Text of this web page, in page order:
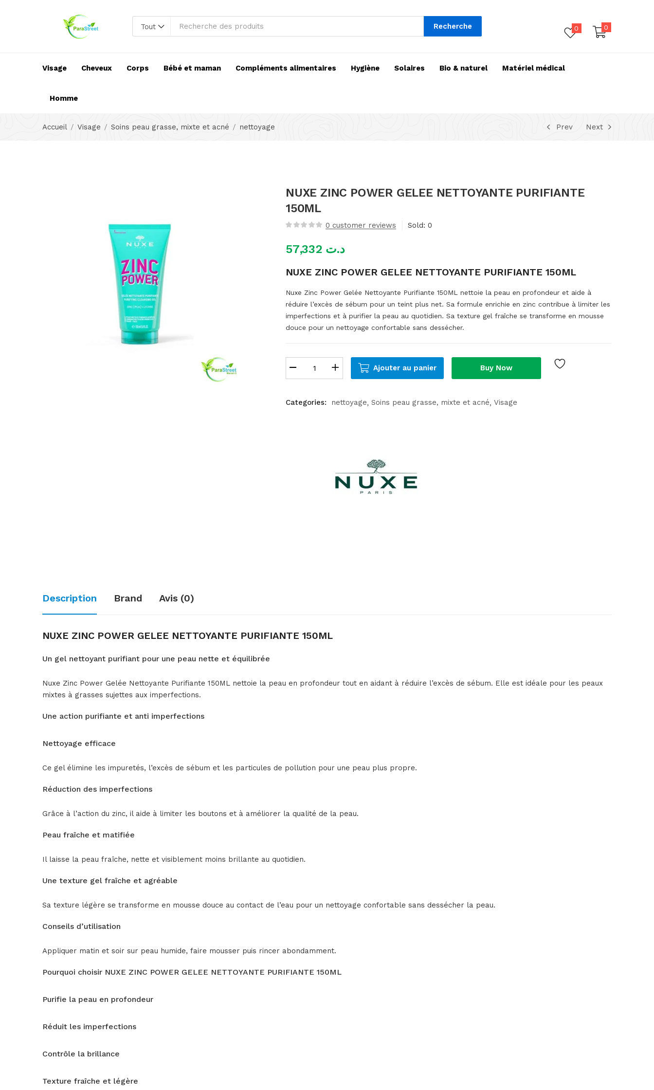
Tout Recherche 0 0
Visage Cheveux Corps Bébé et maman Compléments alimentaires Hygiène Solaires Bio & naturel Matériel médical
Homme
Accueil Visage Soins peau grasse, mixte et acné nettoyage Prev Next
NUXE ZINC POWER GELEE NETTOYANTE PURIFIANTE
150ML
0 customer reviews Sold: 0
د.ت
NUXE ZINC POWER GELEE NETTOYANTE PURIFIANTE 150ML
Nuxe Zinc Power Gelée Nettoyante Purifiante 150ML nettoie la peau en profondeur et aide à
réduire l’excès de sébum pour un teint plus net. Sa formule enrichie en zinc contribue à limiter les
imperfections et à purifier la peau au quotidien. Sa texture gel fraîche se transforme en mousse
douce pour un nettoyage confortable sans dessécher.
Ajouter au panier Buy Now
Categories: nettoyage Soins peau grasse, mixte et acné Visage
Description Brand Avis (0)
NUXE ZINC POWER GELEE NETTOYANTE PURIFIANTE 150ML
Un gel nettoyant purifiant pour une peau nette et équilibrée
Nuxe Zinc Power Gelée Nettoyante Purifiante 150ML nettoie la peau en profondeur tout en aidant à réduire l’excès de sébum. Elle est idéale pour les peaux
mixtes à grasses sujettes aux imperfections.
Une action purifiante et anti imperfections
Nettoyage efficace
Ce gel élimine les impuretés, l’excès de sébum et les particules de pollution pour une peau plus propre.
Réduction des imperfections
Grâce à l’action du zinc, il aide à limiter les boutons et à améliorer la qualité de la peau.
Peau fraîche et matifiée
Il laisse la peau fraîche, nette et visiblement moins brillante au quotidien.
Une texture gel fraîche et agréable
Sa texture légère se transforme en mousse douce au contact de l’eau pour un nettoyage confortable sans dessécher la peau.
Conseils d’utilisation
Appliquer matin et soir sur peau humide, faire mousser puis rincer abondamment.
Pourquoi choisir NUXE ZINC POWER GELEE NETTOYANTE PURIFIANTE 150ML
Purifie la peau en profondeur
Réduit les imperfections
Contrôle la brillance
Texture fraîche et légère